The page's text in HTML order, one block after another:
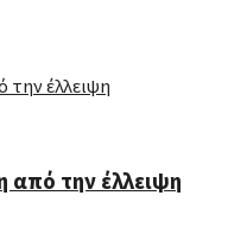
από την έλλειψη